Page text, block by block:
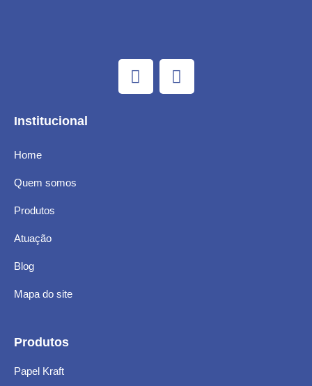
Institucional
Home
Quem somos
Produtos
Atuação
Blog
Mapa do site
Produtos
Papel Kraft